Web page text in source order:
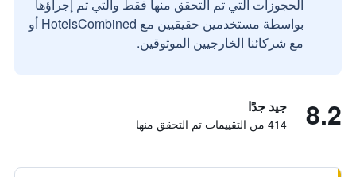
الحجوزات التي تم التحقق منها فقط والتي تم إجراؤها
بواسطة مستخدمين حقيقيين مع HotelsCombined أو
مع شركائنا الخارجيين الموثوقين.
8.2 جيد جدًا
414 من التقييمات تم التحقق منها